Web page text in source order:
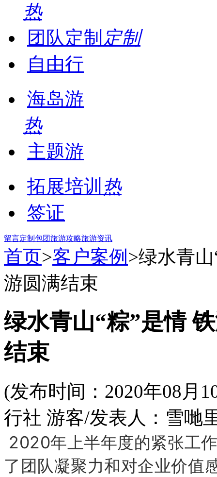
热
团队定制 定制
自由行
海岛游
热
主题游
拓展培训 热
签证
留言定制包团旅游攻略旅游资讯
首页>客户案例 >绿水青
游圆满结束
绿水青山“粽”是情
结束
(发布时间：2020年08月
行社 游客/发表人：雪哋
2020年上半年度的紧张工
了团队凝聚力和对企业价值